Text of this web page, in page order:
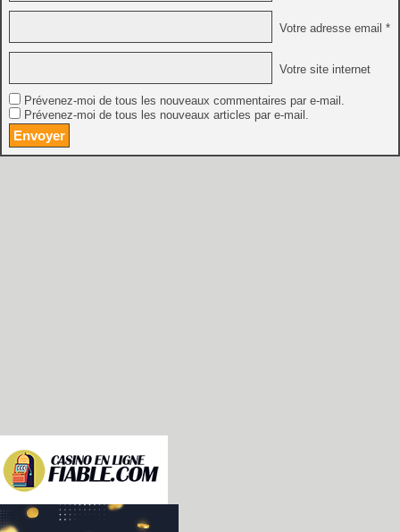
Votre adresse email *
Votre site internet
Prévenez-moi de tous les nouveaux commentaires par e-mail.
Prévenez-moi de tous les nouveaux articles par e-mail.